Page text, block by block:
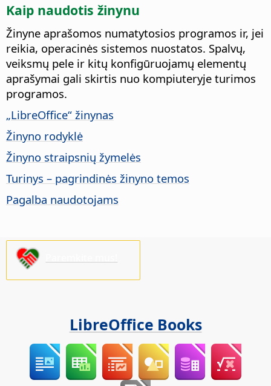
Kaip naudotis žinynu
Žinyne aprašomos numatytosios programos ir, jei
reikia, operacinės sistemos nuostatos. Spalvų,
veiksmų pele ir kitų konfigūruojamų elementų
aprašymai gali skirtis nuo kompiuteryje turimos
programos.
„LibreOffice“ žinynas
Žinyno rodyklė
Žinyno straipsnių žymelės
Turinys – pagrindinės žinyno temos
Pagalba naudotojams
LibreOffice Books